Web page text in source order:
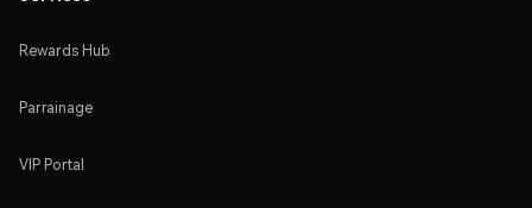
Rewards Hub
Parrainage
VIP Portal